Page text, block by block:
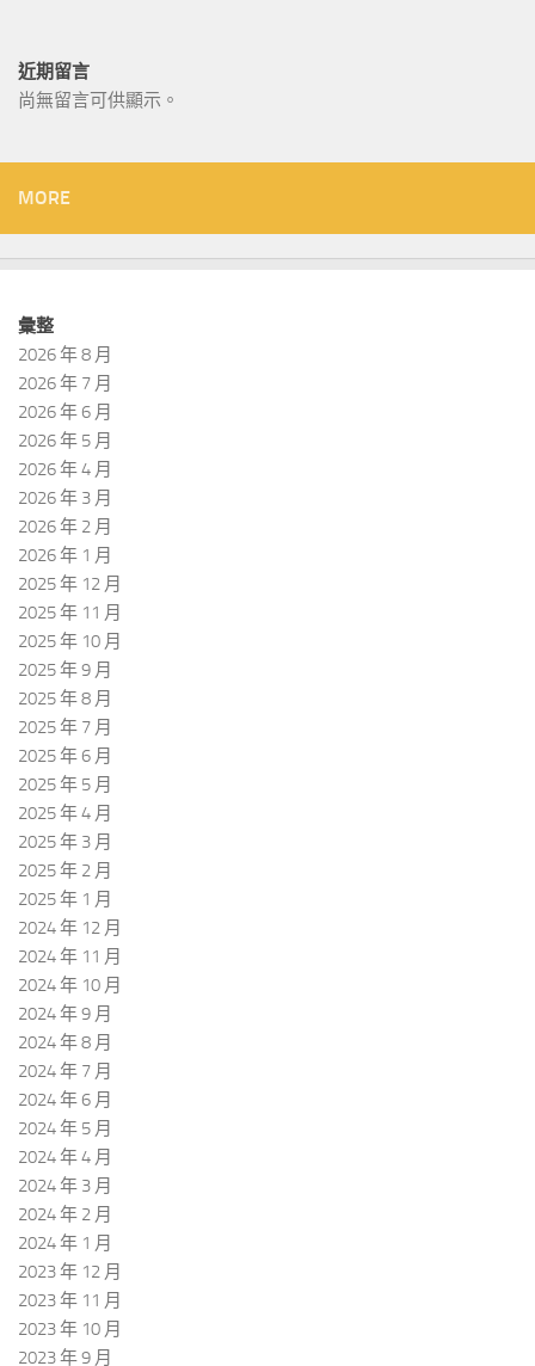
近期留言
尚無留言可供顯示。
MORE
彙整
2026 年 8 月
2026 年 7 月
2026 年 6 月
2026 年 5 月
2026 年 4 月
2026 年 3 月
2026 年 2 月
2026 年 1 月
2025 年 12 月
2025 年 11 月
2025 年 10 月
2025 年 9 月
2025 年 8 月
2025 年 7 月
2025 年 6 月
2025 年 5 月
2025 年 4 月
2025 年 3 月
2025 年 2 月
2025 年 1 月
2024 年 12 月
2024 年 11 月
2024 年 10 月
2024 年 9 月
2024 年 8 月
2024 年 7 月
2024 年 6 月
2024 年 5 月
2024 年 4 月
2024 年 3 月
2024 年 2 月
2024 年 1 月
2023 年 12 月
2023 年 11 月
2023 年 10 月
2023 年 9 月